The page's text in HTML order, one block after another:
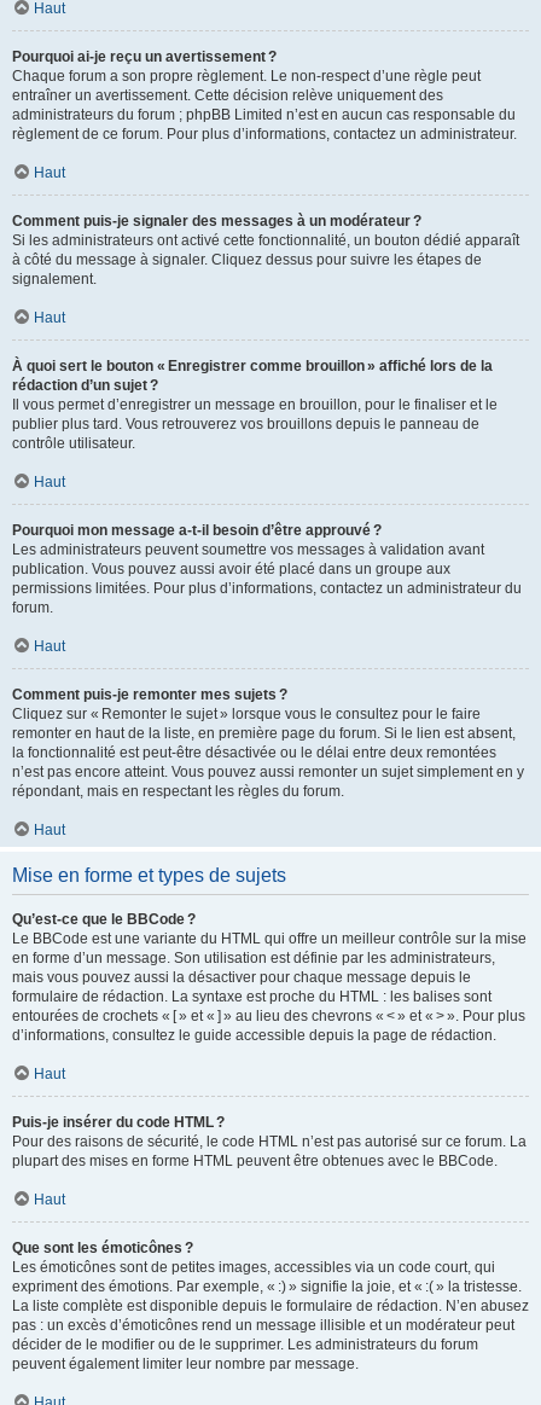
Haut
Pourquoi ai-je reçu un avertissement ?
Chaque forum a son propre règlement. Le non-respect d’une règle peut
entraîner un avertissement. Cette décision relève uniquement des
administrateurs du forum ; phpBB Limited n’est en aucun cas responsable du
règlement de ce forum. Pour plus d’informations, contactez un administrateur.
Haut
Comment puis-je signaler des messages à un modérateur ?
Si les administrateurs ont activé cette fonctionnalité, un bouton dédié apparaît
à côté du message à signaler. Cliquez dessus pour suivre les étapes de
signalement.
Haut
À quoi sert le bouton « Enregistrer comme brouillon » affiché lors de la
rédaction d’un sujet ?
Il vous permet d’enregistrer un message en brouillon, pour le finaliser et le
publier plus tard. Vous retrouverez vos brouillons depuis le panneau de
contrôle utilisateur.
Haut
Pourquoi mon message a-t-il besoin d’être approuvé ?
Les administrateurs peuvent soumettre vos messages à validation avant
publication. Vous pouvez aussi avoir été placé dans un groupe aux
permissions limitées. Pour plus d’informations, contactez un administrateur du
forum.
Haut
Comment puis-je remonter mes sujets ?
Cliquez sur « Remonter le sujet » lorsque vous le consultez pour le faire
remonter en haut de la liste, en première page du forum. Si le lien est absent,
la fonctionnalité est peut-être désactivée ou le délai entre deux remontées
n’est pas encore atteint. Vous pouvez aussi remonter un sujet simplement en y
répondant, mais en respectant les règles du forum.
Haut
Mise en forme et types de sujets
Qu’est-ce que le BBCode ?
Le BBCode est une variante du HTML qui offre un meilleur contrôle sur la mise
en forme d’un message. Son utilisation est définie par les administrateurs,
mais vous pouvez aussi la désactiver pour chaque message depuis le
formulaire de rédaction. La syntaxe est proche du HTML : les balises sont
entourées de crochets « [ » et « ] » au lieu des chevrons « < » et « > ». Pour plus
d’informations, consultez le guide accessible depuis la page de rédaction.
Haut
Puis-je insérer du code HTML ?
Pour des raisons de sécurité, le code HTML n’est pas autorisé sur ce forum. La
plupart des mises en forme HTML peuvent être obtenues avec le BBCode.
Haut
Que sont les émoticônes ?
Les émoticônes sont de petites images, accessibles via un code court, qui
expriment des émotions. Par exemple, « :) » signifie la joie, et « :( » la tristesse.
La liste complète est disponible depuis le formulaire de rédaction. N’en abusez
pas : un excès d’émoticônes rend un message illisible et un modérateur peut
décider de le modifier ou de le supprimer. Les administrateurs du forum
peuvent également limiter leur nombre par message.